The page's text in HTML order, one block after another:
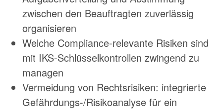
zwischen den Beauftragten zuverlässig
organisieren
Welche Compliance-relevante Risiken sind
mit IKS-Schlüsselkontrollen zwingend zu
managen
Vermeidung von Rechtsrisiken: integrierte
Gefährdungs-/Risikoanalyse für ein